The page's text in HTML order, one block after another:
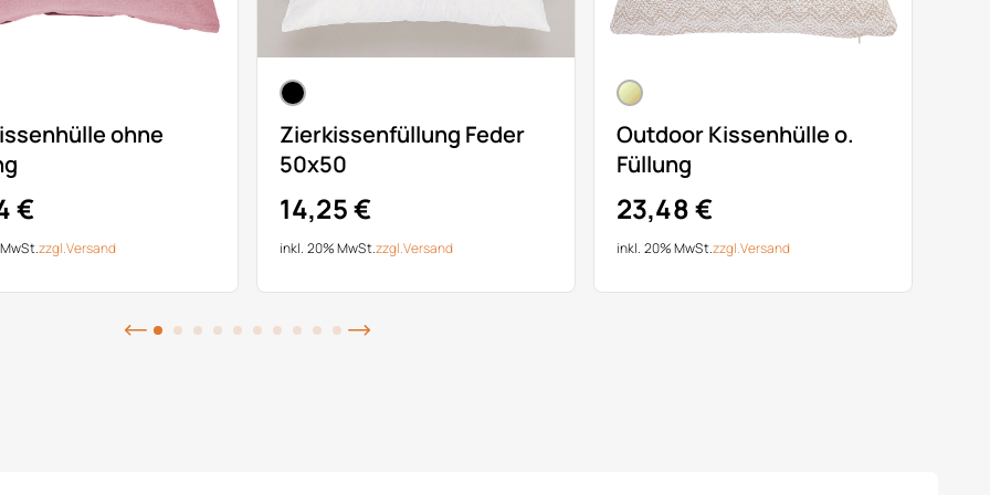
ohne
€
zzgl.Versand
Zierkissenfüllung Feder
50x50
14,25 €
inkl. 20% MwSt.zzgl.Versand
Outdoor Kissenhülle o.
Füllung
23,48 €
inkl. 20% MwSt.zzgl.Versand